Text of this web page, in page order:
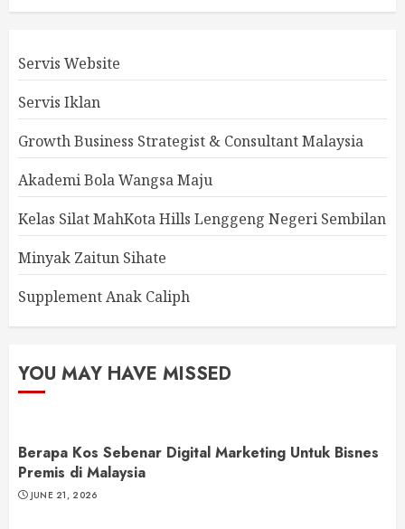
Servis Website
Servis Iklan
Growth Business Strategist & Consultant Malaysia
Akademi Bola Wangsa Maju
Kelas Silat MahKota Hills Lenggeng Negeri Sembilan
Minyak Zaitun Sihate
Supplement Anak Caliph
YOU MAY HAVE MISSED
Berapa Kos Sebenar Digital Marketing Untuk Bisnes
Premis di Malaysia
JUNE 21, 2026